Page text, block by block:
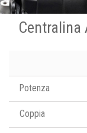
Centralina
Potenza
Coppia